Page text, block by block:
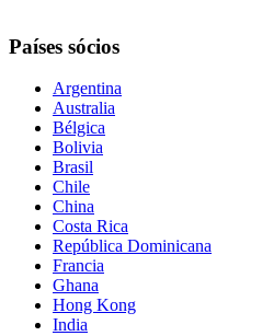
Países sócios
Argentina
Australia
Bélgica
Bolivia
Brasil
Chile
China
Costa Rica
República Dominicana
Francia
Ghana
Hong Kong
India